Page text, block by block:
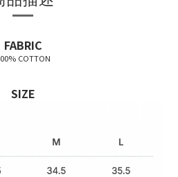
FABRIC
COTTON
SIZE